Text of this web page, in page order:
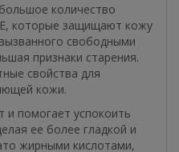
количество
которые защищают кожу
свободными
признаки старения.
свойства для
кожи.
и помогает успокоить
ее более гладкой и
жирными кислотами,